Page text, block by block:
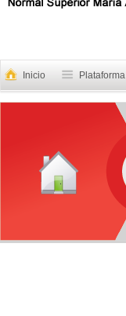
Inicio Plataforma